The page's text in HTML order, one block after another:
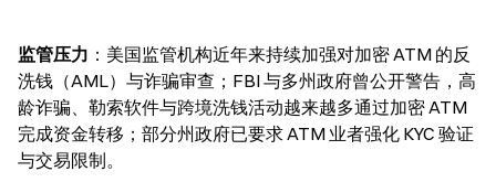
监管压力 ：美国监管机构近年来持续加强对加密 ATM 的反
洗钱（AML）与诈骗审查；FBI 与多州政府曾公开警告，高
龄诈骗、勒索软件与跨境洗钱活动越来越多通过加密 ATM
完成资金转移；部分州政府已要求 ATM 业者强化 KYC 验证
与交易限制。